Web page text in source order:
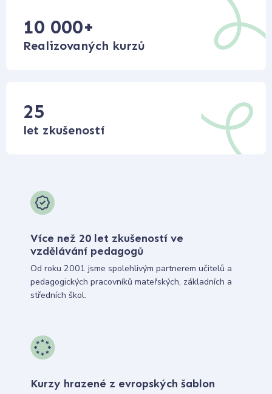
10 000+
Realizovaných kurzů
25
let zkušeností
Více než 20 let zkušeností ve
vzdělávání pedagogů
Od roku 2001 jsme spolehlivým partnerem učitelů a
pedagogických pracovníků mateřských, základních a
středních škol.
Kurzy hrazené z evropských šablon